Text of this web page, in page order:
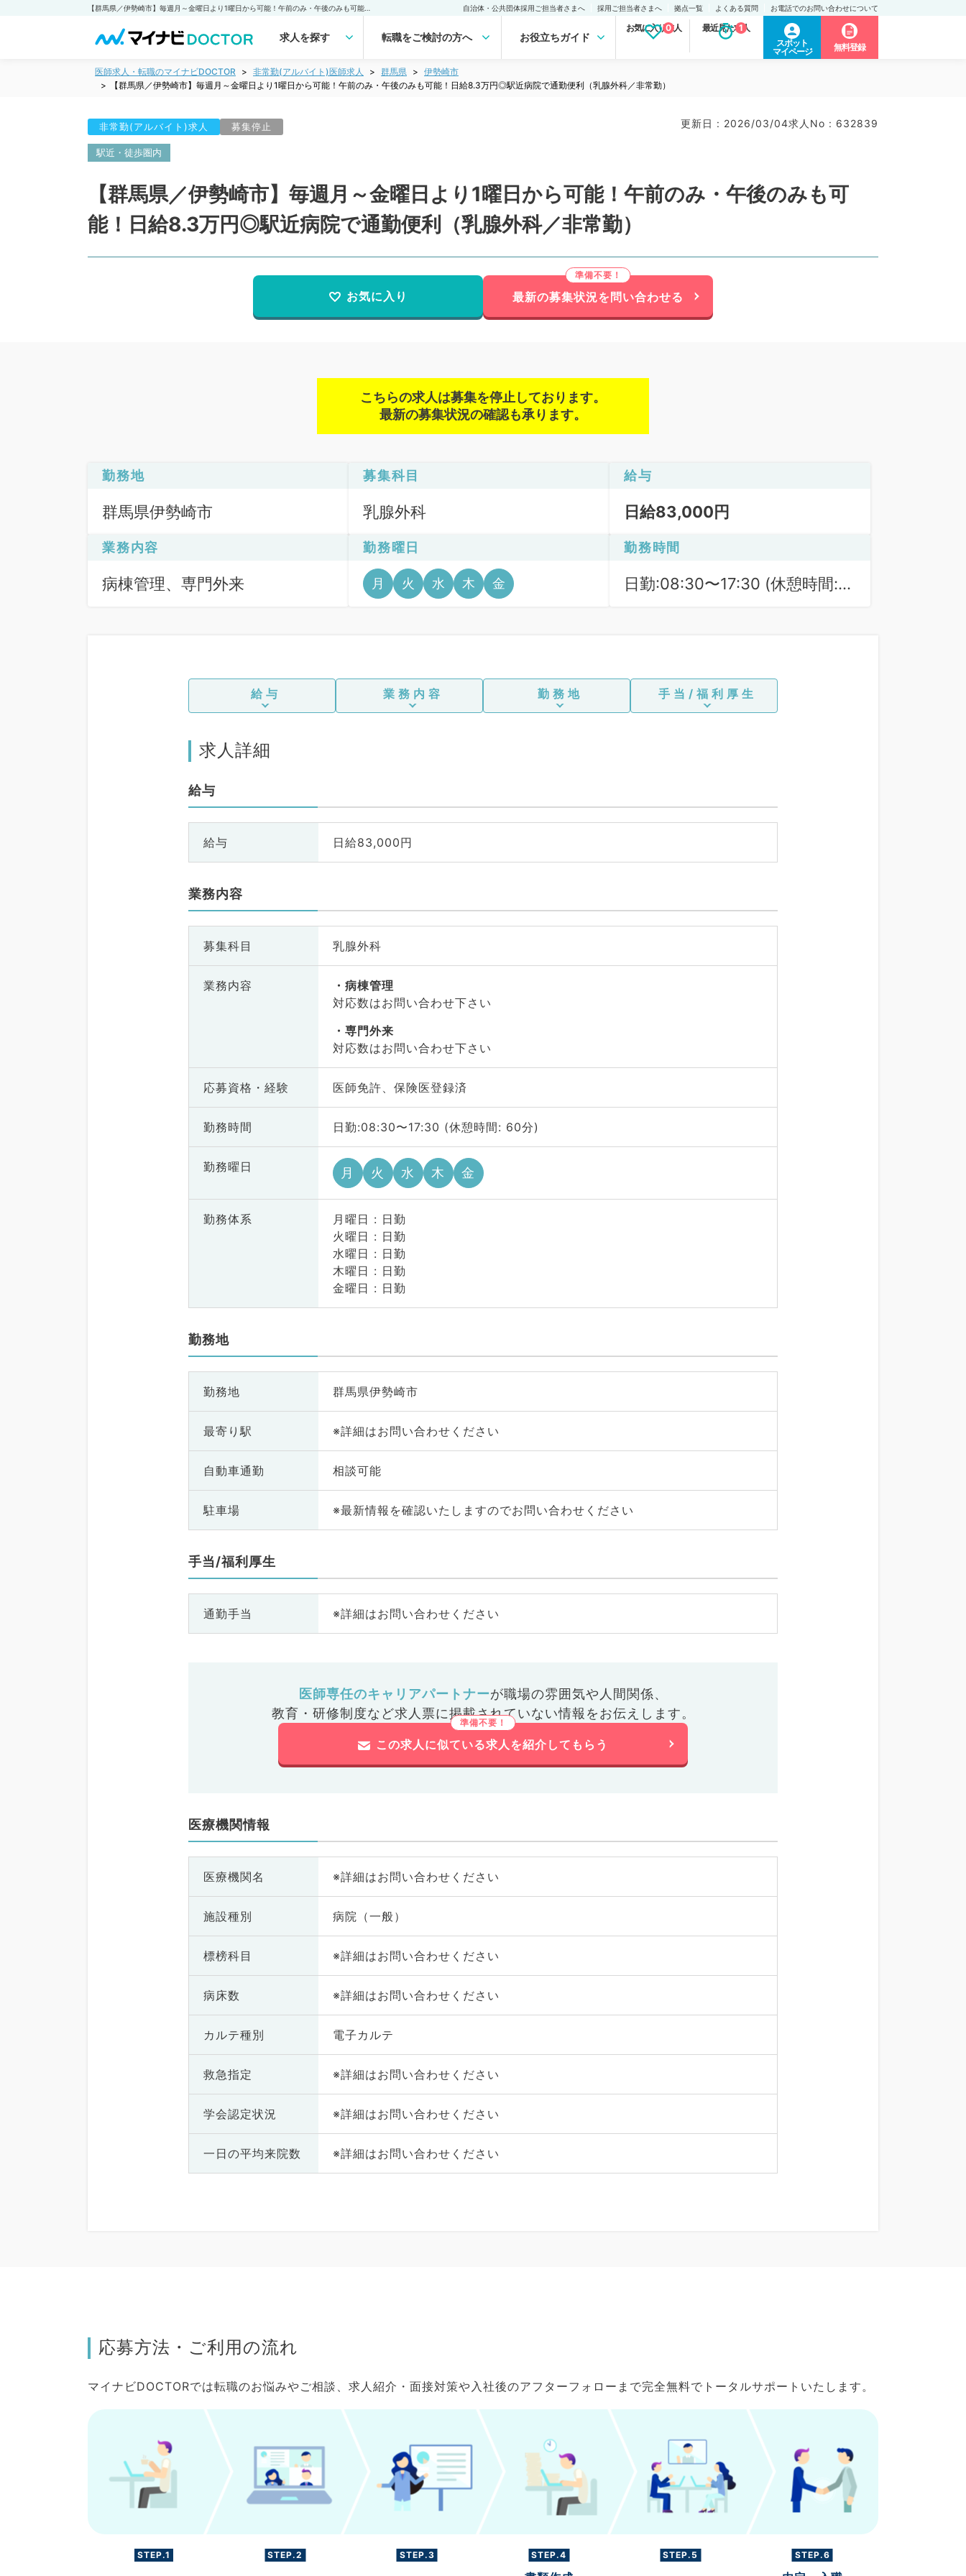
自治体・公共団体採用ご担当者さまへ 採用ご担当者さまへ 拠点一覧 よくある質問 お電話でのお問い合わせについて
求人を探す 転職をご検討の方へ お役立ちガイド
お気に入り求人
0 最近見た求人
1
スポット
マイページ
無料登録
医師求人・転職のマイナビDOCTOR 非常勤(アルバイト)医師求人 群馬県
伊勢崎市
【群馬県／伊勢崎市】毎週月～金曜日より1曜日から可能！午前のみ・午後のみも可能！日給8.3万円◎駅近病院で通勤便利（乳腺外科／非常勤）
非常勤(アルバイト)求人 募集停止 更新日 : 2026/03/04求人No : 632839
駅近・徒歩圏内
【群馬県／伊勢崎市】毎週月～金曜日より1曜日から可能！午前のみ・午後のみも可
能！日給8.3万円◎駅近病院で通勤便利（乳腺外科／非常勤）
お気に入り 最新の募集状況を問い合わせる
こちらの求人は募集を停止しております。
最新の募集状況の確認も承ります。
勤務地
群馬県伊勢崎市
募集科目
乳腺外科
給与
日給83,000円
業務内容
病棟管理、専門外来
勤務曜日
月 火 水 木 金
勤務時間
日勤:08:30〜17:30 (休憩時間:
給与 業務内容 勤務地 手当/福利厚生
求人詳細
給与
給与 日給83,000円
業務内容
募集科目 乳腺外科
業務内容
病棟管理
対応数はお問い合わせ下さい
専門外来
対応数はお問い合わせ下さい
応募資格・ 経験 医師免許、保険医登録済
勤務時間 日勤:08:30〜17:30 (休憩時間: 60分)
勤務曜日 月 火 水 木 金
勤務体系
月曜日 : 日勤
火曜日 : 日勤
水曜日 : 日勤
木曜日 : 日勤
金曜日 : 日勤
勤務地
勤務地 群馬県伊勢崎市
最寄り駅 ※詳細はお問い合わせください
自動車通勤 相談可能
駐車場 ※最新情報を確認いたしますのでお問い合わせください
手当/福利厚生
通勤手当 ※詳細はお問い合わせください
医師専任のキャリアパートナーが職場の雰囲気や人間関係、
教育・研修制度など求人票に掲載されていない情報をお伝えします。
この求人に似ている求人を紹介してもらう
医療機関情報
医療機関名 ※詳細はお問い合わせください
施設種別 病院（一般）
標榜科目 ※詳細はお問い合わせください
病床数 ※詳細はお問い合わせください
カルテ種別 電子カルテ
救急指定 ※詳細はお問い合わせください
学会認定状況 ※詳細はお問い合わせください
一日の平均来院数 ※詳細はお問い合わせください
応募方法・ご利用の流れ
マイナビDOCTORでは転職のお悩みやご相談、求人紹介・面接対策や入社後のアフターフォローまで完全無料でトータルサポートいたします。
STEP.1 STEP.2 STEP.3 STEP.4 STEP.5 STEP.6